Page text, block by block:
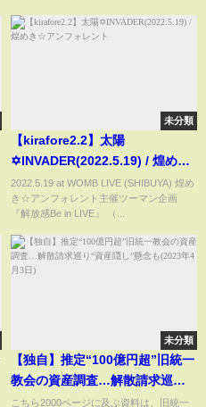
未分類
【kirafore2.2】太陽
✡INVADER(2022.5.19) / 煌めき
☆アンフォレント
2022.5.19 at WOMB LIVE (SHIBUYA) 煌め
き☆アンフォレント主催ツーマン企画
『解放感Be in LIVE』 （...
未分類
【独自】推定“100億円超”旧統一
教会の資産調査…解散請求巡
り“資産隠し”懸念も(2023年4月3
こちら2000ページに及ぶ資料は、旧統一